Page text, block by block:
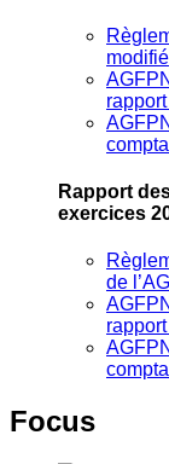
modifié
Rapport
exercices
de
Focus